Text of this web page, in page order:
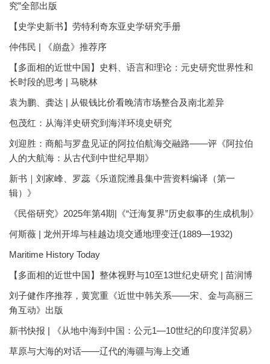
究”全部出版
【史学史新书】劳特利奇东亚史学研究手册
仲伟民 | 《崩盘》推荐序
【多面相的近世中国】史料、语言和理论：元史研究世界性和
长时段的思考 | 马晓林
袁为鹏、龚达 | 从银钱比价看晚清市场整合及南北差异
包茂红：从海洋史研究到海洋环境史研究
刘迎胜：商船与罗盘见证的阿拉伯航海交融路——评《阿拉伯
人的大航海：从古代到中世纪早期》
新书｜刘家峰、罗蕊《乐道院潍县集中营资料编译（第一
辑）》
《民俗研究》2025年第4期|《“迁海复界”历史叙事的生成机制》
何斯薇 | 龙州开埠与桂越边境交通地理变迁(1889—1932)
Maritime History Today
【多面相的近世中国】整体视野与10至13世纪史研究 | 苗润博
刘子健作序推荐，黄宽重《近世中韩关系——宋、金与高丽三
角互动》出版
新书快报 | 《从地中海到中国：公元1—10世纪的印度洋贸易》
草原与大海的对话——辽代的海疆与海上交通